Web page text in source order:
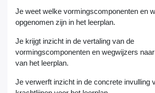
Je weet welke vormingscomponenten en
opgenomen zijn in het leerplan.
Je krijgt inzicht in de vertaling van de
vormingscomponenten en wegwijzers
van het leerplan.
Je verwerft inzicht in de concrete invulling